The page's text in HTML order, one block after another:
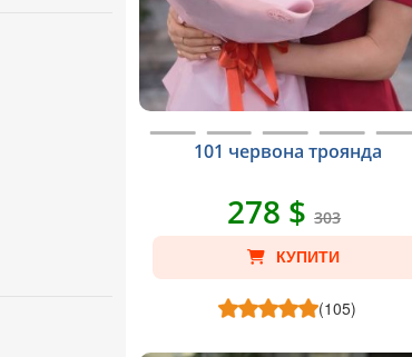
101 червона троянда
278 $303
КУПИТИ
(105)